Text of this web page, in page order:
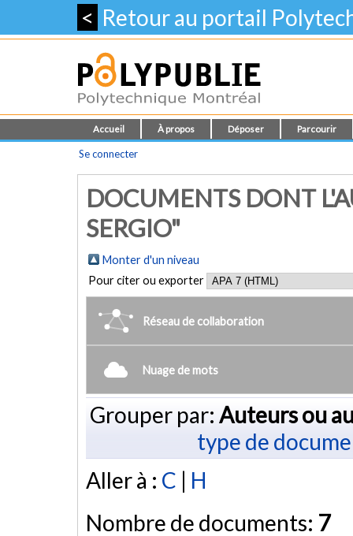
< Retour au portail
Accueil À propos Déposer Parcourir
Se connecter
DOCUMENTS DONT
SERGIO"
Monter d'un niveau
Pour citer ou exporter
Réseau de collaboration
Nuage de mots
Grouper par: Auteurs ou
type de
Aller à : C | H
Nombre de documents: 7